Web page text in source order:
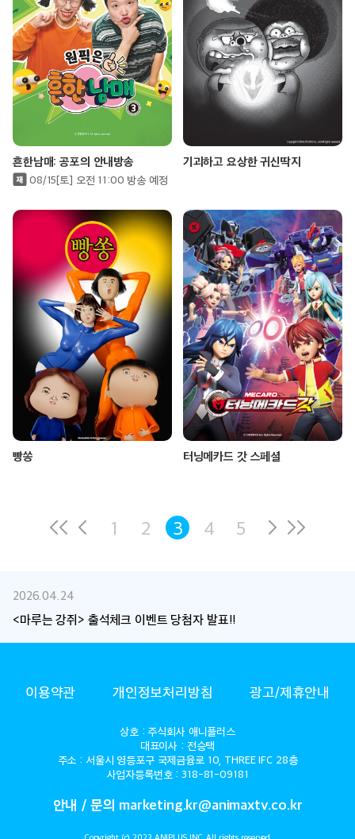
흔한남매: 공포의 안내방송
08/15[토] 오전 11:00 방송 예정
기괴하고 요상한 귀신딱지
빵쏭 터닝메카드 갓 스페셜
1 2 3 4 5
2026.04.24
<마루는 강쥐> 출석체크 이벤트 당첨자 발표!!
ANIMAX이용약관 개인정보처리방침 광고/제휴안내
상호 : 주식회사 애니플러스
대표이사 : 전승택
주소 : 서울시 영등포구 국제금융로 10, THREE IFC 28층
사업자등록번호 : 318-81-09181
안내 / 문의 marketing.kr@animaxtv.co.kr
Copyright (c) 2023 ANIPLUS INC. All rights reserved